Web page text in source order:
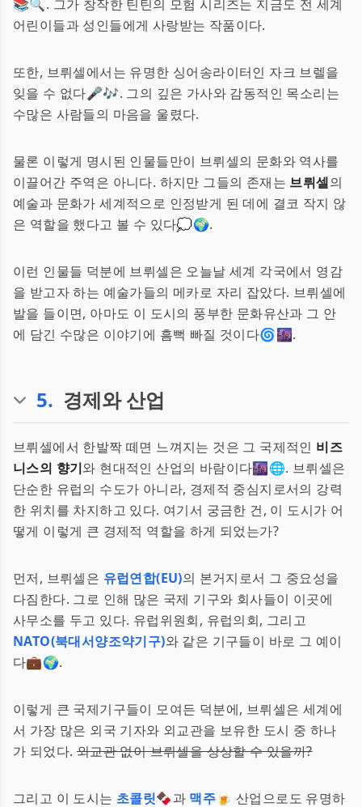
📚🔍. 그가 창작한 틴틴의 모험 시리즈는 지금도 전 세계
어린이들과 성인들에게 사랑받는 작품이다.
또한, 브뤼셀에서는 유명한 싱어송라이터인 자크 브렐을
잊을 수 없다🎤🎶. 그의 깊은 가사와 감동적인 목소리는
수많은 사람들의 마음을 울렸다.
물론 이렇게 명시된 인물들만이 브뤼셀의 문화와 역사를
이끌어간 주역은 아니다. 하지만 그들의 존재는 브뤼셀의
예술과 문화가 세계적으로 인정받게 된 데에 결코 작지 않
은 역할을 했다고 볼 수 있다💭🌍.
이런 인물들 덕분에 브뤼셀은 오늘날 세계 각국에서 영감
을 받고자 하는 예술가들의 메카로 자리 잡았다. 브뤼셀에
발을 들이면, 아마도 이 도시의 풍부한 문화유산과 그 안
에 담긴 수많은 이야기에 흠뻑 빠질 것이다🌀🌆.
5. 경제와 산업
브뤼셀에서 한발짝 떼면 느껴지는 것은 그 국제적인 비즈
니스의 향기와 현대적인 산업의 바람이다🌆🌐. 브뤼셀은
단순한 유럽의 수도가 아니라, 경제적 중심지로서의 강력
한 위치를 차지하고 있다. 여기서 궁금한 건, 이 도시가 어
떻게 이렇게 큰 경제적 역할을 하게 되었는가?
먼저, 브뤼셀은 유럽연합(EU)의 본거지로서 그 중요성을
다짐한다. 그로 인해 많은 국제 기구와 회사들이 이곳에
사무소를 두고 있다. 유럽위원회, 유럽의회, 그리고
NATO(북대서양조약기구)와 같은 기구들이 바로 그 예이
다💼🌍.
이렇게 큰 국제기구들이 모여든 덕분에, 브뤼셀은 세계에
서 가장 많은 외국 기자와 외교관을 보유한 도시 중 하나
가 되었다.외교관 없이 브뤼셀을 상상할 수 있을까?
그리고 이 도시는 초콜릿🍫과 맥주🍺 산업으로도 유명하